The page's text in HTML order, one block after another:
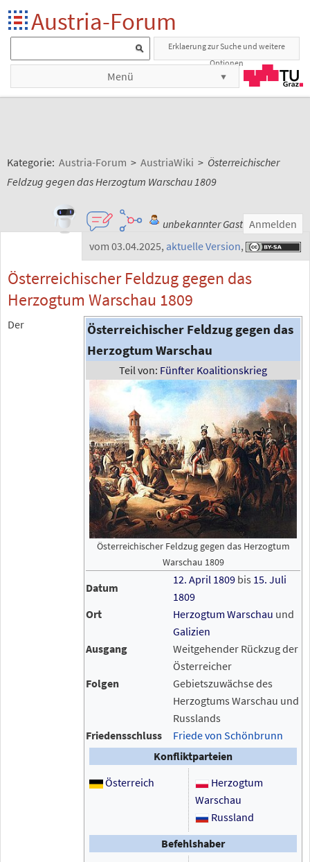
Austria-Forum
Erklaerung zur Suche und weitere
Optionen
Menü
Kategorie: Austria-Forum > AustriaWiki > Österreichischer
Feldzug gegen das Herzogtum Warschau 1809
unbekannter Gast Anmelden
vom 03.04.2025, aktuelle Version,
Österreichischer Feldzug gegen das
Herzogtum Warschau 1809
Österreichischer Feldzug gegen das
Herzogtum Warschau
Teil von: Fünfter Koalitionskrieg
Österreichischer Feldzug gegen das Herzogtum
Warschau 1809
Datum
12. April 1809 bis 15. Juli
1809
Ort
Herzogtum Warschau und
Galizien
Ausgang
Weitgehender Rückzug der
Österreicher
Folgen
Gebietszuwächse des
Herzogtums Warschau und
Russlands
Friedensschluss
Friede von Schönbrunn
Konfliktparteien
Österreich
Herzogtum
Warschau
Russland
Befehlshaber
Der